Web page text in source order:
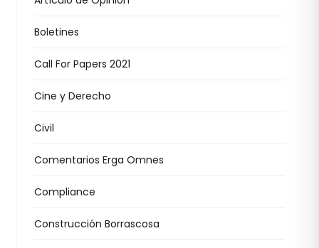
Boletines
Call For Papers 2021
Cine y Derecho
Civil
Comentarios Erga Omnes
Compliance
Construcción Borrascosa